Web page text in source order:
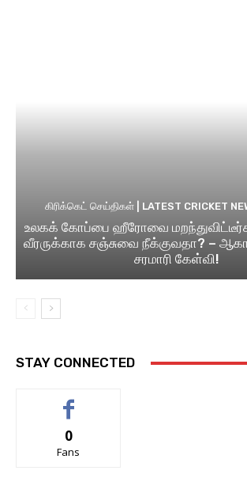
கிரிக்கெட் செய்திகள் | LATEST CRICKET
உலகக் கோப்பை ஹீரோவை
வீரருக்காக சஞ்சுவை நீக்குவதா? –
சரமாரி கேள்வி!
STAY CONNECTED
0
Fans